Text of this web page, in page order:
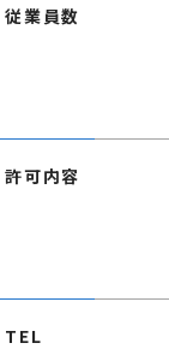
従業員数
許可内容
TEL